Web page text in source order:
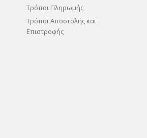
Τρόποι Πληρωμής
Τρόποι Αποστολής και
Επιστροφής